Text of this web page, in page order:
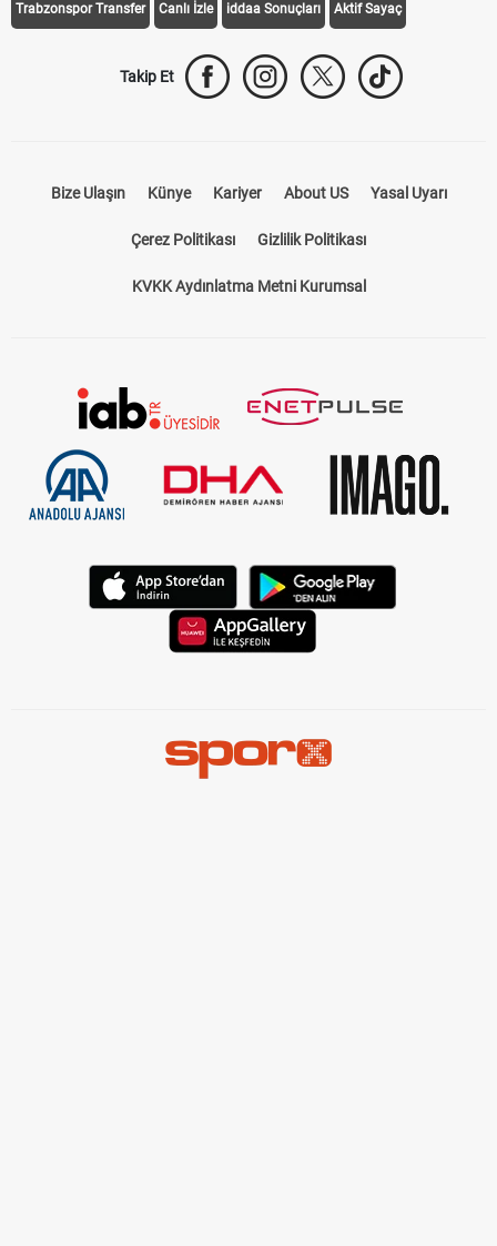
Trabzonspor Transfer Canlı İzle iddaa Sonuçları Aktif Sayaç
Takip Et
Bize Ulaşın Künye Kariyer About US Yasal Uyarı
Çerez Politikası Gizlilik Politikası
KVKK Aydınlatma Metni Kurumsal